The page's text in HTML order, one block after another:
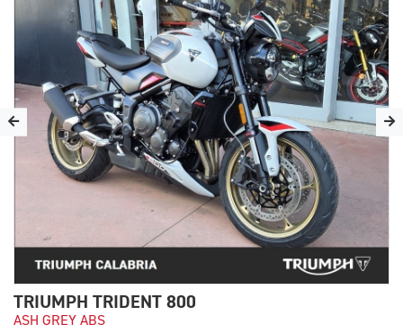
TRIUMPH TRIDENT 800
ASH GREY ABS